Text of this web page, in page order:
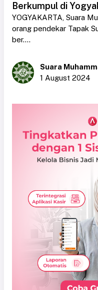
Berkumpul di
YOGYAKARTA, Suara
orang pendekar Tapak
ber....
Suara
1 August 2024